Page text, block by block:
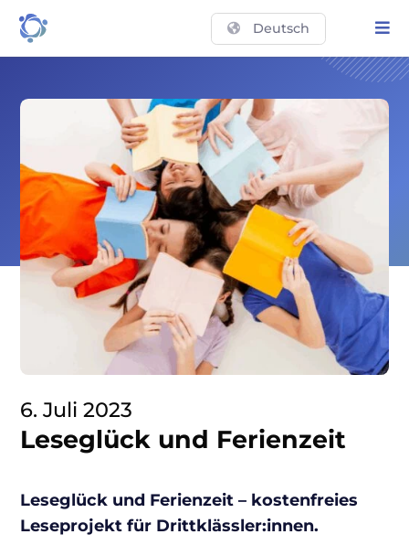
Deutsch
6. Juli 2023
Leseglück und Ferienzeit
Leseglück und Ferienzeit – kostenfreies
Leseprojekt für Drittklässler:innen.